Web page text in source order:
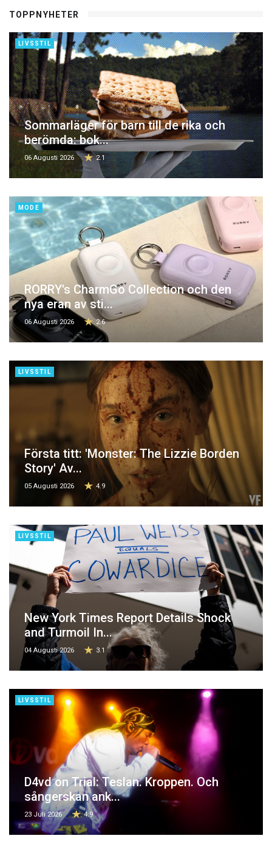
TOPPNYHETER
LIVSSTIL
Sommarläger för barn till de rika och
berömda: bok...
06 Augusti 2026 2.1
MODE
RORRY's CharmGo Collection och den
nya eran av sti...
06 Augusti 2026 2.6
LIVSSTIL
Första titt: 'Monster: The Lizzie Borden
Story' Av...
05 Augusti 2026 4.9
LIVSSTIL
New York Times Report Details Shock
and Turmoil In...
04 Augusti 2026 3.1
LIVSSTIL
D4vd on Trial: Teslan. Kroppen. Och
sångerskan ank...
23 Juli 2026 4.9